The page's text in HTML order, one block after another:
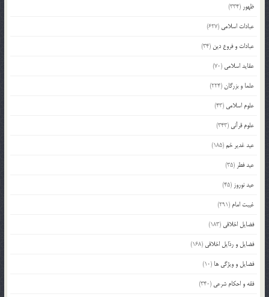
ظهور (334)
عبادات اسلامی (627)
عبادات و فروع دین (34)
عقاید اسلامی (70)
علما و بزرگان(224)
علوم اسلامی (43)
علوم قرآنی (343)
عید غدیر خم(185)
عید فطر (35)
عید نوروز (45)
غیبت امام (291)
فضایل اخلاقی (183)
فضایل و رذایل اخلاقی (168)
فضایل و ویژگی ها (10)
فقه و احکام شرعی (340)